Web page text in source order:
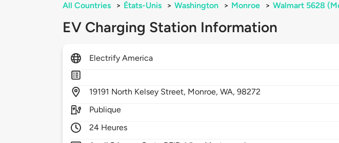
All Countries > États-Unis > Washington > Monroe > Walmart 5628
EV Charging Station Information
Electrify America
19191 North Kelsey Street, Monroe,WA,98272
Publique
24 Heures